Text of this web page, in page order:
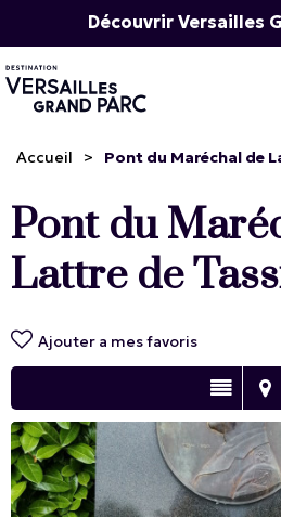
Découvrir Versailles
Accueil > Pont du Maréchal de
Pont du
Lattre de
Ajouter a mes favoris